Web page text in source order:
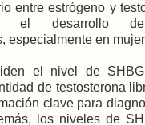
entre estrógeno y
el desarrollo de
especialmente en
el nivel de
de testosterona
clave para
los niveles de